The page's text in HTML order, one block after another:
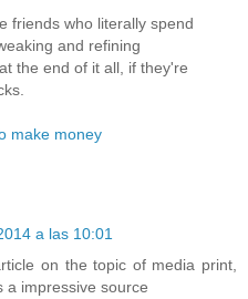
friends who literally spend
and refining
the end of it all, if they're
make money
a las 10:01
on the topic of media print,
a impressive source